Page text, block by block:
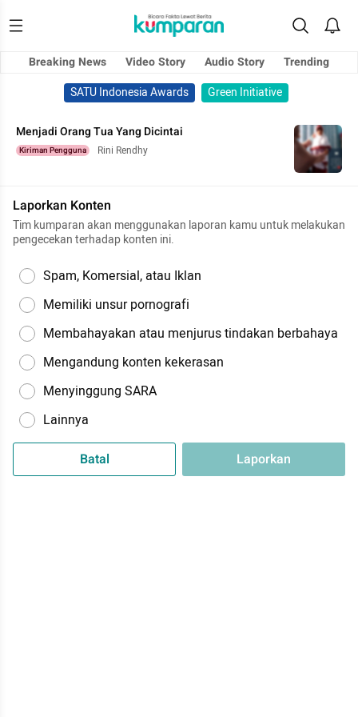
Breaking News Video Story Audio Story
Trending
SATU Indonesia Awards
Green Initiative
Menjadi Orang Tua Yang Dicintai
Kiriman Pengguna Rini Rendhy
Laporkan Konten
Tim kumparan akan menggunakan laporan kamu untuk melakukan
pengecekan terhadap konten ini.
Spam, Komersial, atau Iklan
Memiliki unsur pornografi
Membahayakan atau menjurus tindakan berbahaya
Mengandung konten kekerasan
Menyinggung SARA
Lainnya
Batal Laporkan